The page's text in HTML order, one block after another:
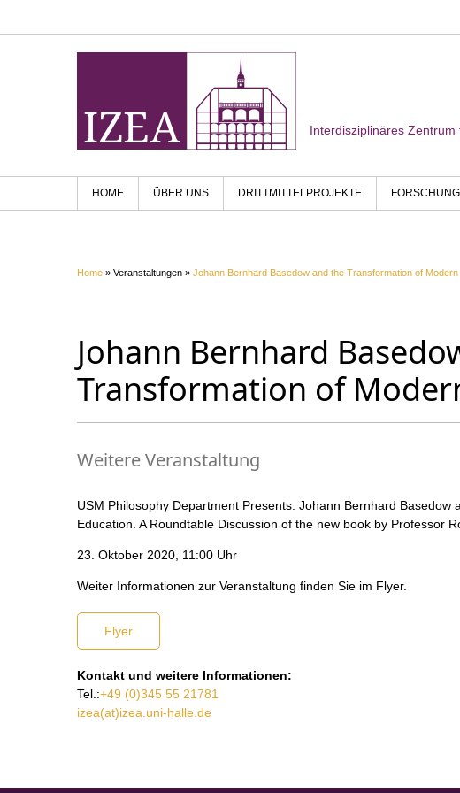
Interdisziplinäres
HOME ÜBER UNS DRITTMITTELPROJEKTE FORSCHUNG
Home » Veranstaltungen » Johann Bernhard Basedow and the Transformation of
Johann Bernhard
Transformation of
Weitere Veranstaltung
USM Philosophy Department Presents: Johann Bernhard Basedow
Education. A Roundtable Discussion of the new book by Professor
23. Oktober 2020, 11:00 Uhr
Weiter Informationen zur Veranstaltung finden Sie im Flyer.
Flyer
Kontakt und weitere Informationen:
Tel.:+49 (0)345 55 21781
izea(at)izea.uni-halle.de